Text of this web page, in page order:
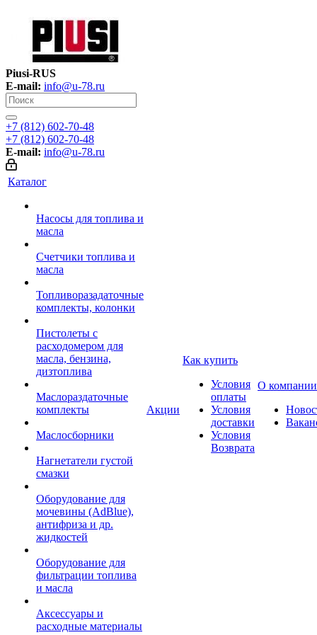
Piusi-RUS
E-mail: info@u-78.ru
+7 (812) 602-70-48
+7 (812) 602-70-48
E-mail: info@u-78.ru
Каталог
Насосы для топлива и
масла
Счетчики топлива и
масла
Топливоразадаточные
комплекты, колонки
Пистолеты с
расходомером для
масла, бензина,
дизтоплива
Маслораздаточные
комплекты
Маслосборники
Нагнетатели густой
смазки
Оборудование для
мочевины (AdBlue),
антифриза и др.
жидкостей
Оборудование для
фильтрации топлива
и масла
Аксессуары и
расходные материалы
Акции
Как купить
Условия
оплаты
Условия
доставки
Условия
Возврата
О компании